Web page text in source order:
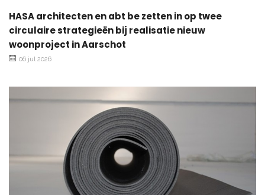
HASA architecten en abt be zetten in op twee
circulaire strategieën bij realisatie nieuw
woonproject in Aarschot
06 jul 2026